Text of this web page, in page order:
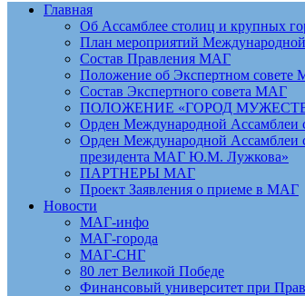
Главная
Об Ассамблее столиц и крупных
План мероприятий
Состав Правления МАГ
Положение об Экспертном
Состав Экспертного совета МАГ
ПОЛОЖЕНИЕ «ГОРОД
Орден Международной Ассамблеи
Орден Международной Ассамблеи
президента МАГ Ю.М. Лужкова»
ПАРТНЕРЫ МАГ
Проект Заявления о приеме в МАГ
Новости
МАГ-инфо
МАГ-города
МАГ-СНГ
80 лет Великой Победе
Финансовый университет при